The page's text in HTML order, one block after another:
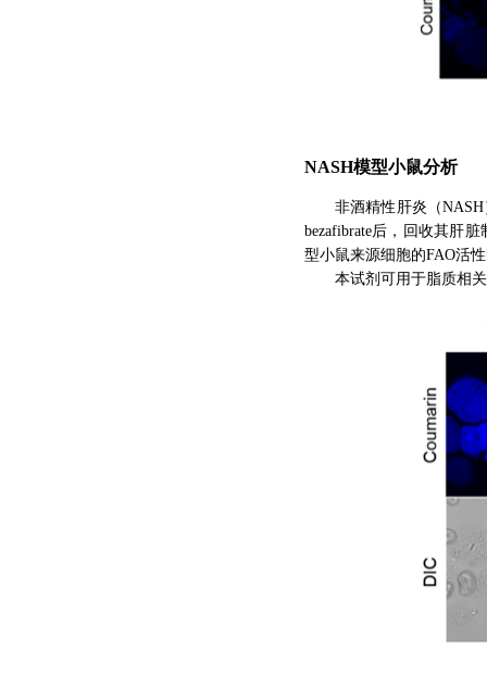
NASH模型小鼠分析
非酒精性肝炎（
bezafibrate后，回收其肝
型小鼠来源细胞的FAO活
本试剂可用于脂质相